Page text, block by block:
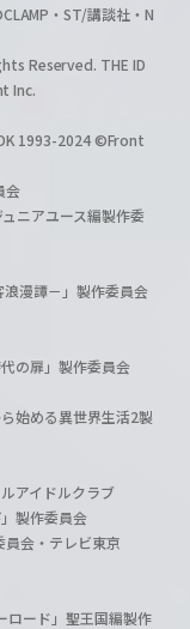
・ST/講談社・N
Reserved. THE ID
Inc.
1993-2024 ©Front
会
ニアユース編製作委
漫譚－」製作委員会
の扉」製作委員会
始める異世界生活2製
アイドルクラブ
製作委員会
会・テレビ東京
ロード」聖王国編製作